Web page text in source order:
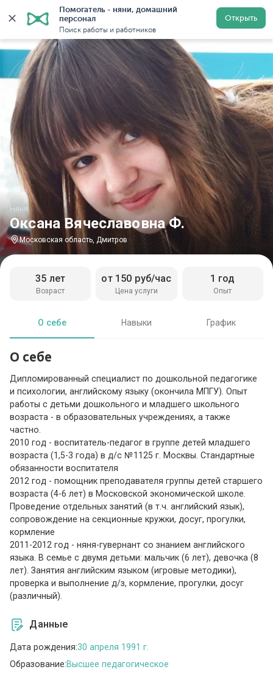
Помогатель - няни, домашний
персонал
Поиск работы и работников
Открыть
Главная Няни Няни в Московской области Няни
Оксана Вячеславовна Ф.
Няня
Московская область, Дмитров
Возраст
35 лет
Цена услуги
от 150 руб/час
Опыт
1 год
О себе Навыки График
О себе
Дипломированный специалист по дошкольной педагогике
и психологии, английскому языку (окончила МПГУ). Опыт
работы с детьми дошкольного и младшего школьного
возраста - в образовательных учреждениях, а также
частно.
2010 год - воспитатель-педагог в группе детей младшего
возраста (1,5-3 года) в д/с №1125 г. Москвы. Стандартные
обязанности воспитателя
2012 год - помощник преподавателя группы детей старшего
возраста (4-6 лет) в Московской экономической школе.
Проведение отдельных занятий (в т.ч. английский язык),
сопровождение на секционные кружки, досуг, прогулки,
кормление
2011-2012 год - няня-гувернант со знанием английского
языка. В семье с двумя детьми: мальчик (6 лет), девочка (8
лет). Занятия английским языком (игровые методики),
проверка и выполнение д/з, кормление, прогулки, досуг
(различный).
Данные
Дата рождения:30 апреля 1991 г.
Образование:Высшее педагогическое